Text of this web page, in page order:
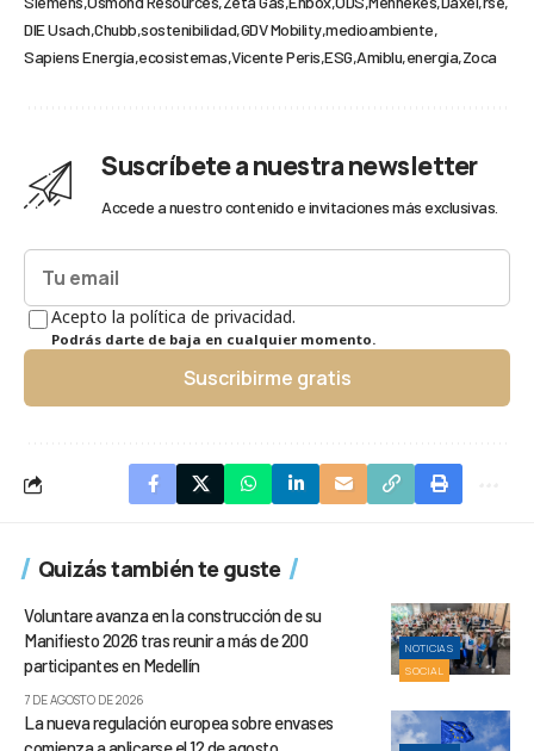
DIE Usach Chubb sostenibilidad GDV Mobility medioambiente
Sapiens Energía ecosistemas Vicente Peris ESG Amiblu energía Zoca
Suscríbete a nuestra newsletter
Accede a nuestro contenido e invitaciones más exclusivas.
Acepto la política de privacidad.
Podrás darte de baja en cualquier momento.
Suscribirme gratis
Quizás también te guste
NOTICIAS
SOCIAL
Voluntare avanza en la construcción de su
Manifiesto 2026 tras reunir a más de 200
participantes en Medellín
7 DE AGOSTO DE 2026
La nueva regulación europea sobre envases